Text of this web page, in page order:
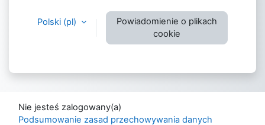
Polski ‎(pl)‎
Powiadomienie o plikach
cookie
Nie jesteś zalogowany(a)
Podsumowanie zasad przechowywania danych